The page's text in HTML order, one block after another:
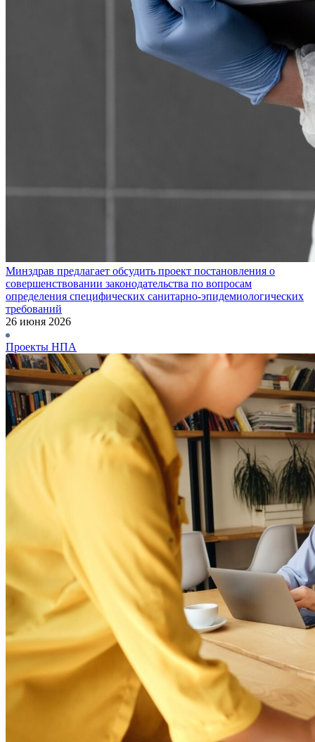
Минздрав предлагает обсудить проект постановления о
совершенствовании законодательства по вопросам
определения специфических санитарно-эпидемиологических
требований
26 июня 2026
Проекты НПА